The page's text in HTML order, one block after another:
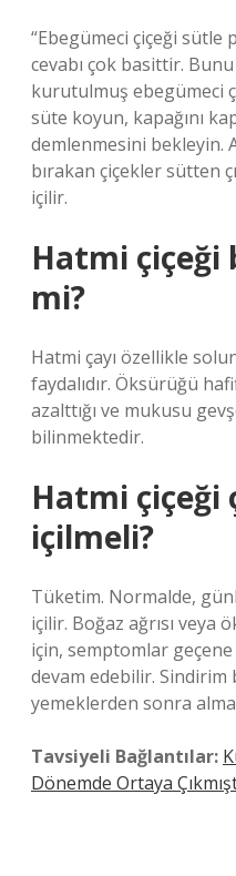
“Ebegümeci çiçeği
cevabı çok basittir.
kurutulmuş ebegümeci
süte koyun, kapağını
demlenmesini bekleyin.
bırakan çiçekler sütten
içilir.
Hatmi çiçeği
mi?
Hatmi çayı özellikle
faydalıdır. Öksürüğü
azalttığı ve mukusu
bilinmektedir.
Hatmi çiçeği
içilmeli?
Tüketim. Normalde,
içilir. Boğaz ağrısı
için, semptomlar
devam edebilir. Sindirim
yemeklerden sonra
Tavsiyeli Bağlantılar:
Dönemde Ortaya